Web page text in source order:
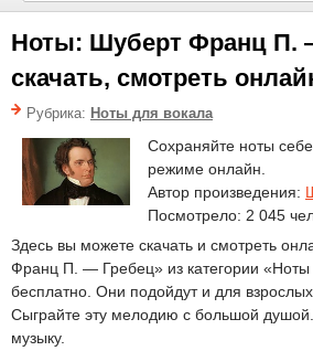
Ноты: Шуберт Франц П.
скачать, смотреть
Рубрика: Ноты для вокала
Сохраняйте ноты
режиме онлайн.
Автор произведения:
Посмотрело: 2 045
Здесь вы можете скачать и смотреть
Франц П. — Гребец» из категории «Ноты
бесплатно. Они подойдут и для
Сыграйте эту мелодию с большой
музыку.